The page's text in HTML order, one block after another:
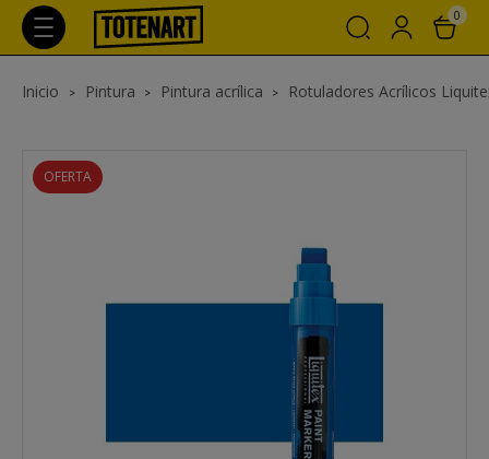
0
Inicio Pintura Pintura acrílica Rotuladores Acrílicos
OFERTA